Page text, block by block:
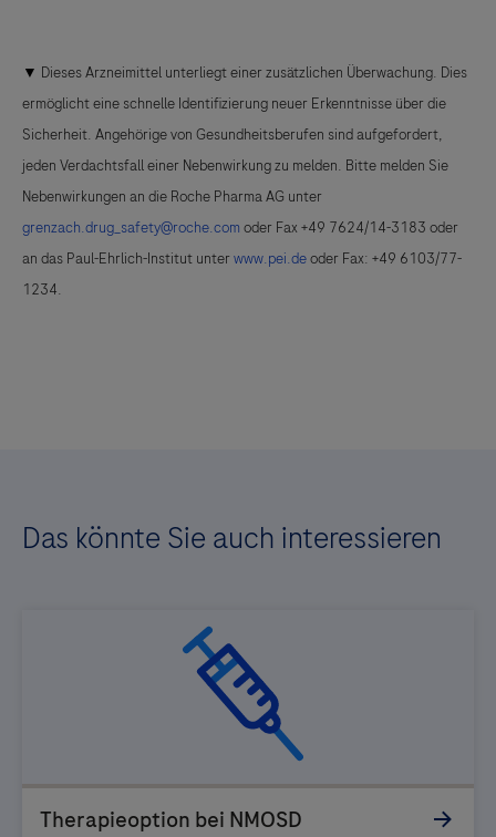
▼ Dieses Arzneimittel unterliegt einer zusätzlichen Überwachung. Dies
ermöglicht eine schnelle Identifizierung neuer Erkenntnisse über die
Sicherheit. Angehörige von Gesundheitsberufen sind aufgefordert,
jeden Verdachtsfall einer Nebenwirkung zu melden. Bitte melden Sie
Nebenwirkungen an die Roche Pharma AG unter
grenzach.drug_safety@roche.com oder Fax +49 7624/14-3183 oder
an das Paul-Ehrlich-Institut unter www.pei.deoder Fax: +49 6103/77-
1234.
Das könnte Sie auch interessieren